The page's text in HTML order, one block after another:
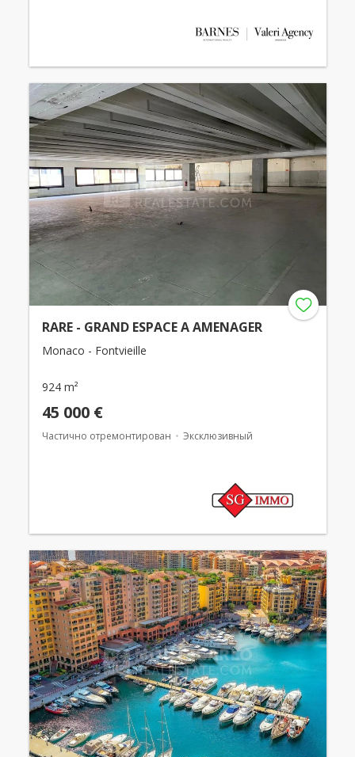
RARE - GRAND ESPACE A AMENAGER
Monaco - Fontvieille
924 m²
45 000 €
Частично отремонтирован Эксклюзивный